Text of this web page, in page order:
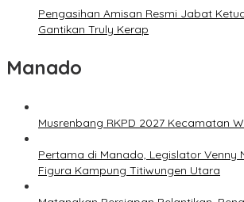
Pengasihan Amisan Resmi Jabat
Gantikan Truly Kerap
Manado
Musrenbang RKPD 2027 Kecamatan
Pertama di Manado, Legislator Venny
Figura Kampung Titiwungen Utara